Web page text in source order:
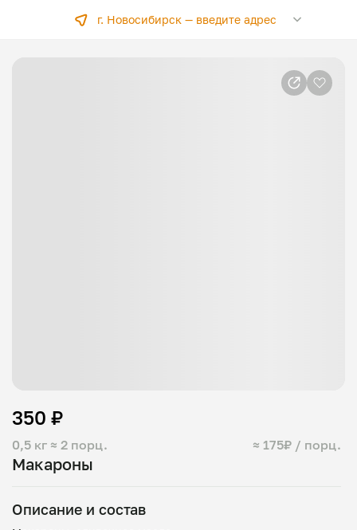
г. Новосибирск —введите адрес
Макароны
0,5 кг ≈ 2 порц. ≈ 175₽ / порц.
350 ₽
Описание и состав